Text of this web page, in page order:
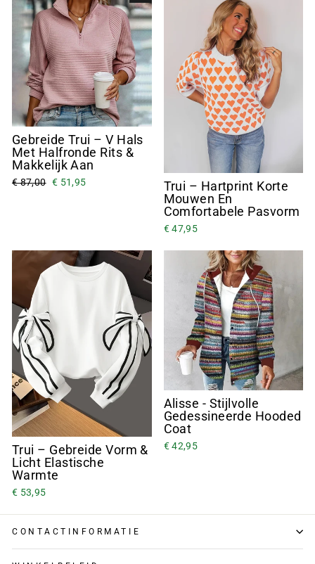
Gebreide Trui – V Hals
Met Halfronde Rits &
Makkelijk Aan
€ 87,00 € 51,95
Trui – Hartprint Korte
Mouwen En
Comfortabele Pasvorm
€ 47,95
Trui – Gebreide Vorm &
Licht Elastische
Warmte
€ 53,95
Alisse - Stijlvolle
Gedessineerde Hooded
Coat
€ 42,95
CONTACTINFORMATIE